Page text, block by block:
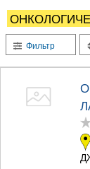
ОЗУРГЕТИ
ЧОХАТАУРИ
УРЕКИ
ИМЕРЕТИЯ
БАГДАТИ
ЗЕСТАФОНИ
САМТРЕДИА
Фильтр